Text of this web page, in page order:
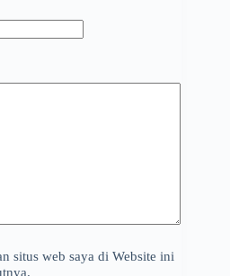
situs web saya di Website ini